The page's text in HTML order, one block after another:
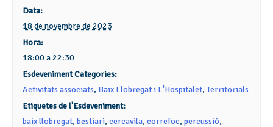
Data:
18 de novembre de 2023
Hora:
18:00 a 22:30
Esdeveniment Categories:
Activitats associats, Baix Llobregat i L'Hospitalet,Territorials
Etiquetes de l'Esdeveniment:
baix llobregat,bestiari,cercavila,correfoc,percussió,